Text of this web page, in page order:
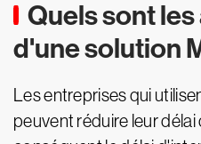
Quels sont
d'une solution
Les entreprises qui
peuvent réduire leur